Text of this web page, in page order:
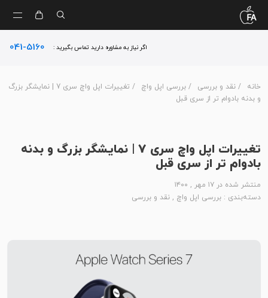
اگر نیاز به مشاوره دارید تماس بگیرید : 041-5160
خانه / نقد و بررسی / بررسی اپل واچ
/ تغییرات اپل واچ سری 7 | نمایشگر بزرگ
و بدنه بادوام تر از سری قبل
تغییرات اپل واچ سری 7 | نمایشگر بزرگ و بدنه
بادوام تر از سری قبل
منتشر شده در ۱۷ مهر , ۱۴۰۰
دسته‌بندی :
بررسی اپل واچ, نقد و بررسی